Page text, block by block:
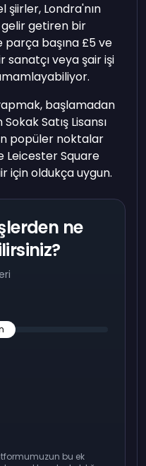
şiirler, Londra'nın
getiren bir
başına £5 ve
veya şair işi
başlamadan
Satış Lisansı
popüler noktalar
Leicester Square
için oldukça uygun.
ne
bu ek